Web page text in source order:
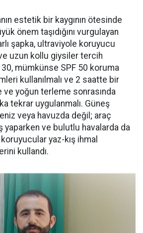
estetik bir kaygının ötesinde
önem taşıdığını vurgulayan
şapka, ultraviyole koruyucu
uzun kollu giysiler tercih
30, mümkünse SPF 50 koruma
kullanılmalı ve 2 saatte bir
ve yoğun terleme sonrasında
tekrar uygulanmalı. Güneş
veya havuzda değil; araç
yaparken ve bulutlu havalarda da
koruyucular yaz-kış ihmal
kullandı.